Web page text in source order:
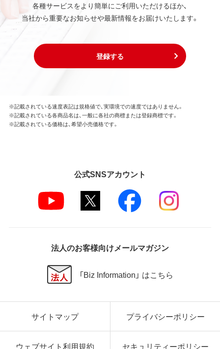
各種サービスをより簡単にご利用いただけるほか、
当社から重要なお知らせや最新情報をお届けいたします。
登録する
※記載されている速度表記は規格値で、実環境での速度ではありません。
※記載されている各商品名は、一般に各社の商標または登録商標です。
※記載されている価格は、希望小売価格です。
公式SNSアカウント
法人のお客様向けメールマガジン
「Biz Information」 はこちら
サイトマップ プライバシーポリシー
ウェブサイト利用規約 セキュリティーポリシー